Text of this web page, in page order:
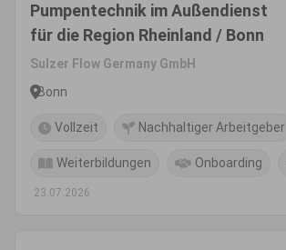
Pumpentechnik im Außendienst
für die Region Rheinland / Bonn
Sulzer Flow Germany GmbH
Bonn
Vollzeit Nachhaltiger Arbeitgeber
Weiterbildungen Onboarding
23.07.2026